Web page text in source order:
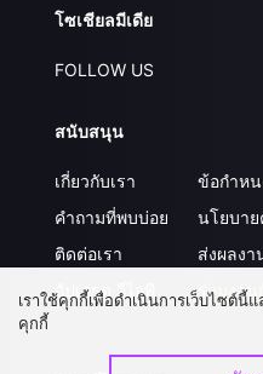
โซเชียลมีเดีย
FOLLOW US
สนับสนุน
เกี่ยวกับเรา
คำถามที่พบบ่อย
ติดต่อเรา
อัปเกรด วีไอพี
ข้อกำหน
นโยบา
ส่งผลง
ร่วมงาน
เราใช้คุกกี้เพื่อดำเนินการเว็บไซต์นี้
คุกกี้